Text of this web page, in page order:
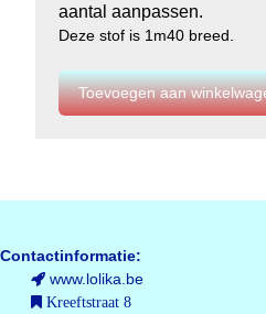
aantal aanpassen.
Deze stof is 1m40 breed.
Contactinformatie:
www.lolika.be
Kreeftstraat 8